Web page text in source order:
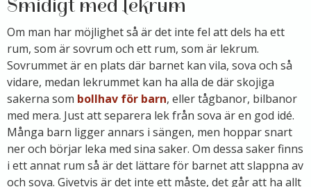
Smidigt med lekrum
Om man har möjlighet så är det inte fel att dels ha ett
rum, som är sovrum och ett rum, som är lekrum.
Sovrummet är en plats där barnet kan vila, sova och så
vidare, medan lekrummet kan ha alla de där skojiga
sakerna som bollhav för barn, eller tågbanor, bilbanor
med mera. Just att separera lek från sova är en god idé.
Många barn ligger annars i sängen, men hoppar snart
ner och börjar leka med sina saker. Om dessa saker finns
i ett annat rum så är det lättare för barnet att slappna av
och sova. Givetvis är det inte ett måste, det går att ha allt